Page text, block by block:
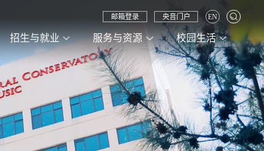
招生与就业 服务与资源 校园生活
邮箱登录 央音门户 EN